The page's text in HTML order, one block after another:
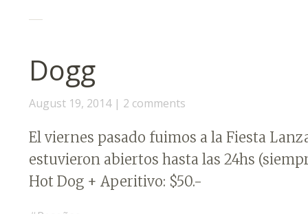
Dogg
August 19, 2014 2 comments
El viernes pasado fuimos a la Fiesta
estuvieron abiertos hasta las 24hs
Hot Dog + Aperitivo: $50.-